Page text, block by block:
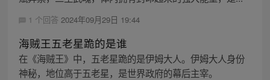
1 个回答 2024年09月29日 19:44
海贼王五老星跪的是谁
在《海贼王》中，五老星跪的是伊姆大人。伊姆大人身份
神秘，地位高于五老星，是世界政府的幕后主宰。